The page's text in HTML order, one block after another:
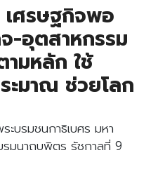
ศรษฐกิจพอ
-อุตสาหกรรม
ามหลัก ใช้
ะมาณ ช่วยโลก
ะบรมชนกาธิเบศร มหา
มนาถบพิตร รัชกาลที่ 9